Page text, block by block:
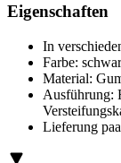
Eigenschaften
In
Farbe:
Material:
Ausführung:
Lieferung